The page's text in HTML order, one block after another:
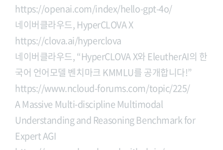
https://openai.com/index/hello-gpt-4o/
네이버클라우드, HyperCLOVA X
https://clova.ai/hyperclova
네이버클라우드, “HyperCLOVA X와 EleutherAI의 한
국어 언어모델 벤치마크 KMMLU를 공개합니다!”
https://www.ncloud-forums.com/topic/225/
A Massive Multi-discipline Multimodal
Understanding and Reasoning Benchmark for
Expert AGI